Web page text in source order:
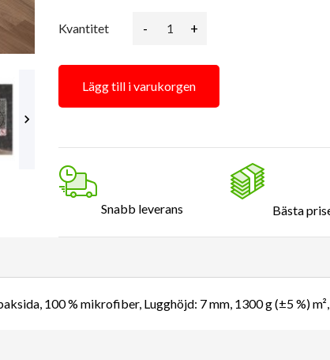

Kvantitet - +
Lägg till i varukorgen
Snabb leverans Bästa
100 % mikrofiber, Lugghöjd: 7 mm, 1300 g (±5 %)